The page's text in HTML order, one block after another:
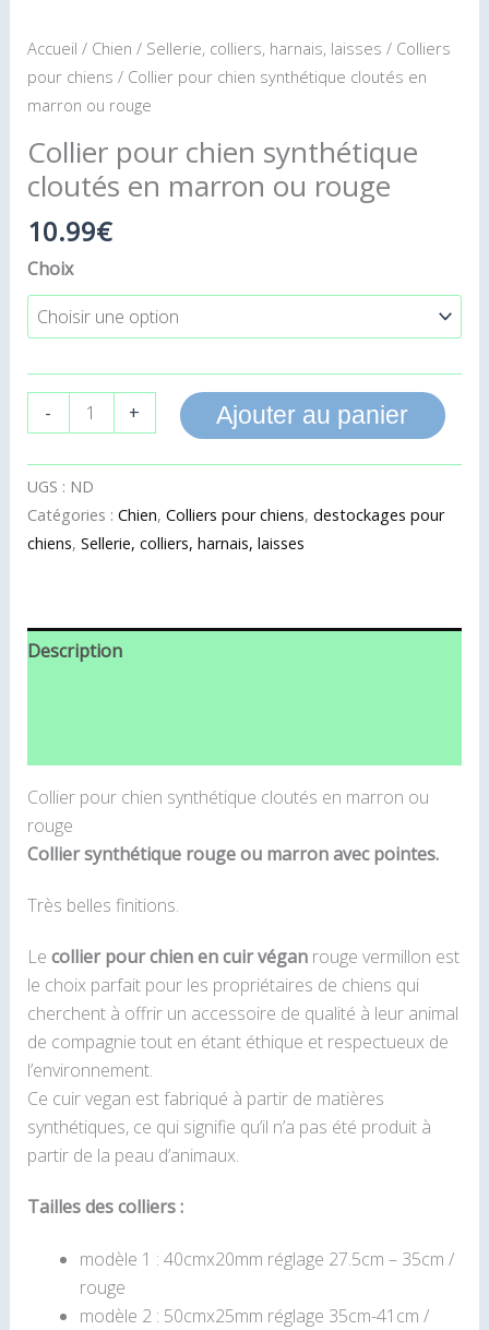
Accueil / Chien / Sellerie, colliers, harnais, laisses / Colliers
pour chiens / Collier pour chien synthétique cloutés en
marron ou rouge
Collier pour chien synthétique
cloutés en marron ou rouge
10.99€
Choix
- + Ajouter au panier
UGS : ND
Catégories : Chien, Colliers pour chiens, destockages pour
chiens, Sellerie, colliers, harnais, laisses
Description
Collier pour chien synthétique cloutés en marron ou
rouge
Collier synthétique rouge ou marron avec pointes.
Très belles finitions.
Le collier pour chien en cuir véganrouge vermillon est
le choix parfait pour les propriétaires de chiens qui
cherchent à offrir un accessoire de qualité à leur animal
de compagnie tout en étant éthique et respectueux de
l’environnement.
Ce cuir vegan est fabriqué à partir de matières
synthétiques, ce qui signifie qu’il n’a pas été produit à
partir de la peau d’animaux.
Tailles des colliers :
modèle 1 : 40cmx20mm réglage 27.5cm – 35cm /
rouge
modèle 2 : 50cmx25mm réglage 35cm-41cm /